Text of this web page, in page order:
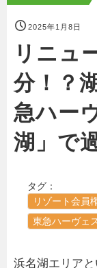
2025年1月8日
リニュ
分！？
急ハー
湖」で
タグ：
リゾート会員
東急ハーヴェ
浜名湖エリア